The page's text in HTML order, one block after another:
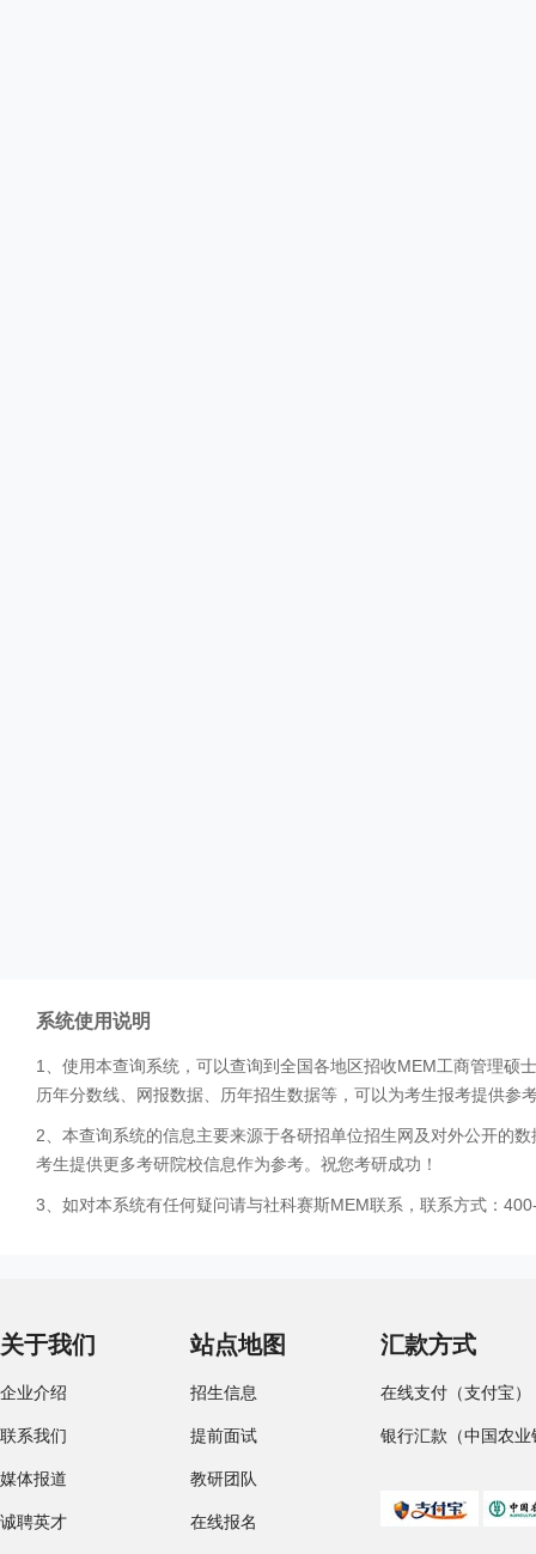
系统使用说明
1、使用本查询系统，可以查询到全国各地区招收MEM工商管理硕
历年分数线、网报数据、历年招生数据等，可以为考生报考提供参
2、本查询系统的信息主要来源于各研招单位招生网及对外公开的
考生提供更多考研院校信息作为参考。祝您考研成功！
3、如对本系统有任何疑问请与社科赛斯MEM联系，联系方式：
关于我们
企业介绍
联系我们
媒体报道
诚聘英才
站点地图
招生信息
提前面试
教研团队
在线报名
汇款方式
在线支付（支付宝）
银行汇款（中国农业